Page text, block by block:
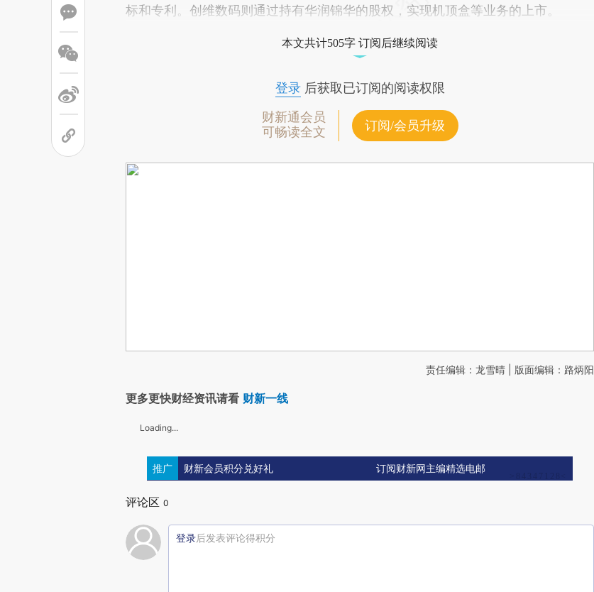
标和专利。创维数码则通过持有华润锦华的股权，实现机顶盒等业务的上市。
本文共计505字 订阅后继续阅读
登录后获取已订阅的阅读权限
财新通会员
可畅读全文
订阅/会员升级
责任编辑：龙雪晴 | 版面编辑：路炳阳
更多更快财经资讯请看 财新一线
Loading...
推广 财新会员积分兑好礼 订阅财新网主编精选电邮
评论区 0
登录后发表评论得积分